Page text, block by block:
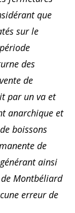
que
sur le
des
de
par un va et
anarchique et
boissons
de
ainsi
Montbéliard
erreur de